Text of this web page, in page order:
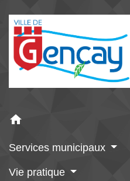
home
Services municipaux
Vie pratique